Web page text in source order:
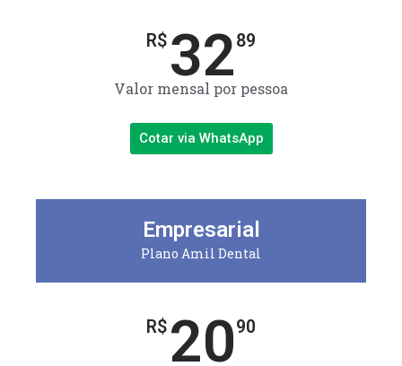
R$ 3289
Valor mensal por pessoa
Cotar via WhatsApp
Empresarial
Plano Amil Dental
R$ 2090